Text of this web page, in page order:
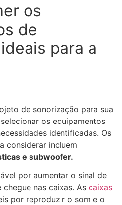
os
de
para a
de sonorização para sua
os equipamentos
identificadas. Os
considerar incluem
e subwoofer.
por aumentar o sinal de
nas caixas. As caixas
por reproduzir o som e o